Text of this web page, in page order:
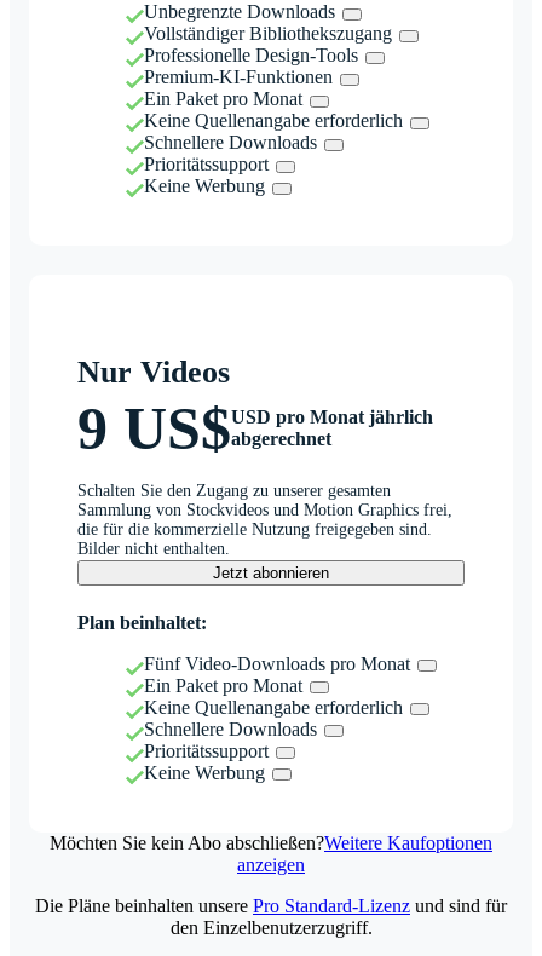
Unbegrenzte Downloads
Vollständiger Bibliothekszugang
Professionelle Design-Tools
Premium-KI-Funktionen
Ein Paket pro Monat
Keine Quellenangabe erforderlich
Schnellere Downloads
Prioritätssupport
Keine Werbung
Nur Videos
9 US$USD pro Monat jährlich
abgerechnet
Schalten Sie den Zugang zu unserer gesamten
Sammlung von Stockvideos und Motion Graphics frei,
die für die kommerzielle Nutzung freigegeben sind.
Bilder nicht enthalten.
Jetzt abonnieren
Plan beinhaltet:
Fünf Video-Downloads pro Monat
Ein Paket pro Monat
Keine Quellenangabe erforderlich
Schnellere Downloads
Prioritätssupport
Keine Werbung
Möchten Sie kein Abo abschließen?Weitere Kaufoptionen
anzeigen
Die Pläne beinhalten unsere Pro Standard-Lizenz und sind für
den Einzelbenutzerzugriff.